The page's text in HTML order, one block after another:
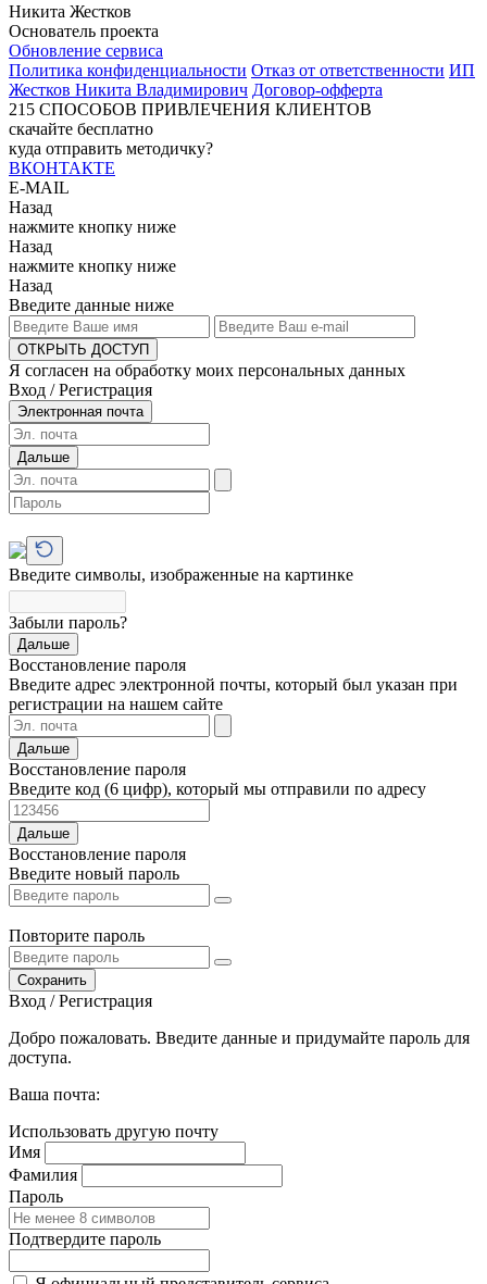
Никита Жестков
Основатель проекта
Обновление сервиса
Политика конфиденциальности Отказ от ответственности ИП
Жестков Никита Владимирович Договор-офферта
215 СПОСОБОВ ПРИВЛЕЧЕНИЯ КЛИЕНТОВ
скачайте бесплатно
куда отправить методичку?
ВКОНТАКТЕ
E-MAIL
Назад
нажмите кнопку ниже
Назад
нажмите кнопку ниже
Назад
Введите данные ниже
ОТКРЫТЬ ДОСТУП
Я согласен на обработку моих персональных данных
Вход / Регистрация
Электронная почта
Дальше
Введите символы, изображенные на картинке
Забыли пароль?
Дальше
Восстановление пароля
Введите адрес электронной почты, который был указан при
регистрации на нашем сайте
Дальше
Восстановление пароля
Введите код (6 цифр), который мы отправили по адресу
Дальше
Восстановление пароля
Введите новый пароль
Повторите пароль
Сохранить
Вход / Регистрация
Добро пожаловать. Введите данные и придумайте пароль для
доступа.
Ваша почта:
Использовать другую почту
Имя
Фамилия
Пароль
Подтвердите пароль